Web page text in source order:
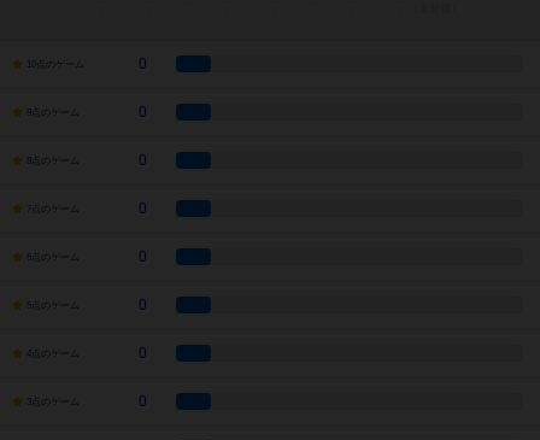
10点のゲーム 0
9点のゲーム 0
8点のゲーム 0
7点のゲーム 0
6点のゲーム 0
5点のゲーム 0
4点のゲーム 0
3点のゲーム 0